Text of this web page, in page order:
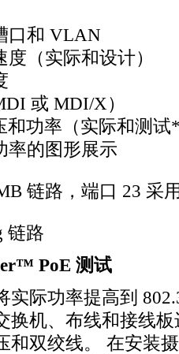
口和 VLAN
度（实际和设计）
或 MDI/X）
和功率（实际和测试
率的图形展示
链路，端口 23 采
链路
PoE 测试
实际功率提高到
换机、布线和接线
和双绞线。 在安装